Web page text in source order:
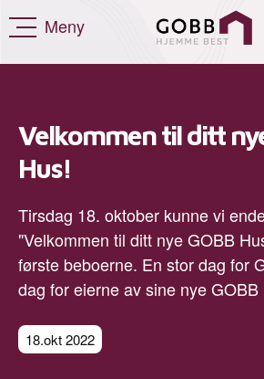
Meny
Velkommen til ditt
Hus!
Tirsdag 18. oktober kunne vi
"Velkommen til ditt nye GOBB
første beboerne. En stor dag for
dag for eierne av sine nye GOBB
18.okt 2022